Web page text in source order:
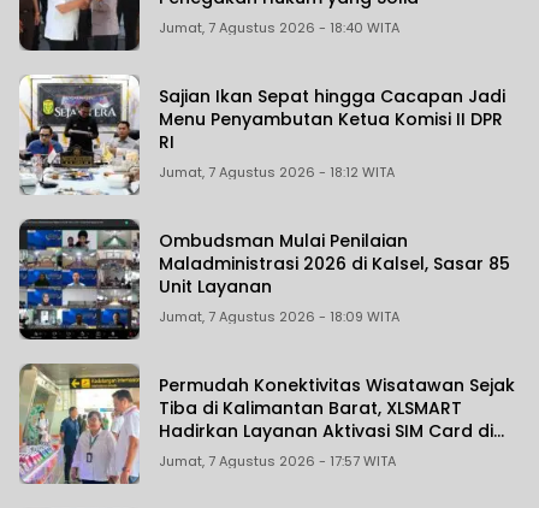
Jumat, 7 Agustus 2026 - 18:40 WITA
Sajian Ikan Sepat hingga Cacapan Jadi
Menu Penyambutan Ketua Komisi II DPR
RI
Jumat, 7 Agustus 2026 - 18:12 WITA
Ombudsman Mulai Penilaian
Maladministrasi 2026 di Kalsel, Sasar 85
Unit Layanan
Jumat, 7 Agustus 2026 - 18:09 WITA
Permudah Konektivitas Wisatawan Sejak
Tiba di Kalimantan Barat, XLSMART
Hadirkan Layanan Aktivasi SIM Card di
Bandara Supadio
Jumat, 7 Agustus 2026 - 17:57 WITA